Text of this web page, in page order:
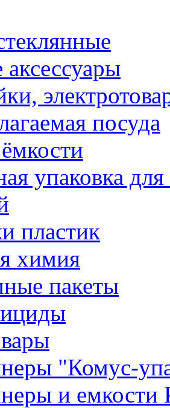
посуда
упаковка
пластик
химия
пакеты
"Комус-
и емкости